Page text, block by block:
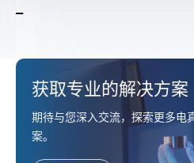
获取专业的解决方案
期待与您深入交流，探索更多电
案。